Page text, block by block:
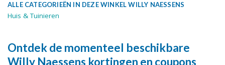
ALLE CATEGORIEËN IN DEZE WINKEL WILLY NAESSENS
Huis & Tuinieren
Ontdek de momenteel beschikbare
Willy Naessens kortingen en coupons